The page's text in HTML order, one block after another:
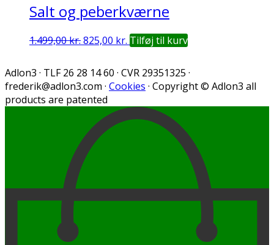
Salt og peberkværne
1.499,00kr.Den
pris
var:
1.499,00 kr..
825,00 kr. Den
pris
er:
825,00 kr..
Tilføj til kurv
Adlon3 · TLF 26 28 14 60 · CVR 29351325 ·
frederik@adlon3.com · Cookies · Copyright © Adlon3 all
products are patented